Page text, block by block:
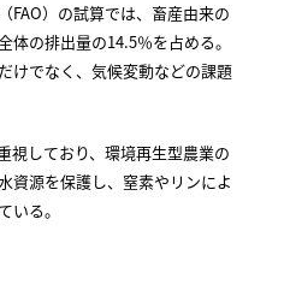
FAO）の試算では、畜産由来の
体の排出量の14.5％を占める。
けでなく、気候変動などの課題
視しており、環境再生型農業の
資源を保護し、窒素やリンによ
いる。